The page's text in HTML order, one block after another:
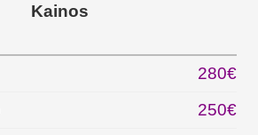
Kainos
280€
250€